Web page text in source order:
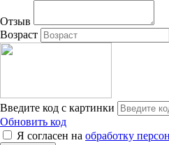
Отзыв
Возраст
Введите код с картинки
Обновить код
Я согласен на обработку